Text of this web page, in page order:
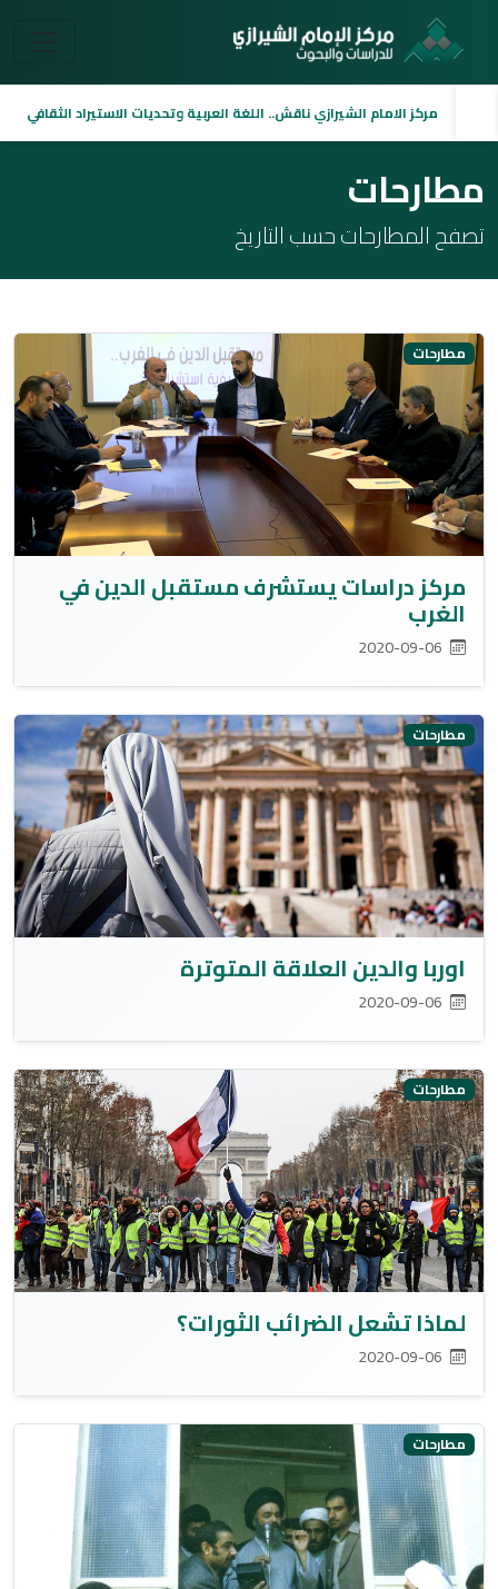
مركز الامام الشيرازي ناقش.. اللغة العربية وتحديات الاستيراد الثقافي
مطارحات
تصفح المطارحات حسب التاريخ
مطارحات
مركز دراسات يستشرف مستقبل الدين في
الغرب
مطارحات
اوربا والدين العلاقة المتوترة
مطارحات
لماذا تشعل الضرائب الثورات؟
مطارحات